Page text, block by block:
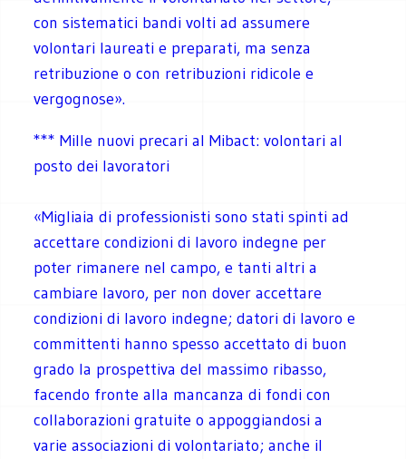
con sistematici bandi volti ad assumere
volontari laureati e preparati, ma senza
retribuzione o con retribuzioni ridicole e
vergognose».
*** Mille nuovi precari al Mibact: volontari al
posto dei lavoratori
«Migliaia di professionisti sono stati spinti ad
accettare condizioni di lavoro indegne per
poter rimanere nel campo, e tanti altri a
cambiare lavoro, per non dover accettare
condizioni di lavoro indegne; datori di lavoro e
committenti hanno spesso accettato di buon
grado la prospettiva del massimo ribasso,
facendo fronte alla mancanza di fondi con
collaborazioni gratuite o appoggiandosi a
varie associazioni di volontariato; anche il